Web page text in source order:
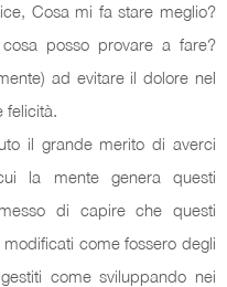
Cosa mi fa stare meglio?
posso provare a fare?
ad evitare il dolore nel
felicità.
il grande merito di averci
la mente genera questi
di capire che questi
come fossero degli
come sviluppando nei